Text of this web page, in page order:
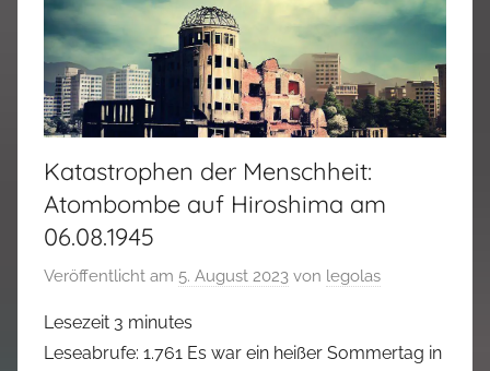
Katastrophen der Menschheit:
Atombombe auf Hiroshima am
06.08.1945
Veröffentlicht am 5. August 2023 von legolas
Lesezeit 3 minutes
Leseabrufe: 1.761 Es war ein heißer Sommertag in